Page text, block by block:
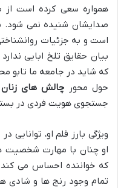
همواره سعی کرده است از
صدایشان شنیده نمی شود.
است و به جزئیات
بیان حقایق تلخ ابایی
که شاید در جامعه ما تابو
حول محور چالش های زنان
جستجوی هویت فردی در
ویژگی بارز قلم او،
او چنان با مهارت شخصیت
که خواننده احساس می کند
تمام وجود رنج ها و شادی